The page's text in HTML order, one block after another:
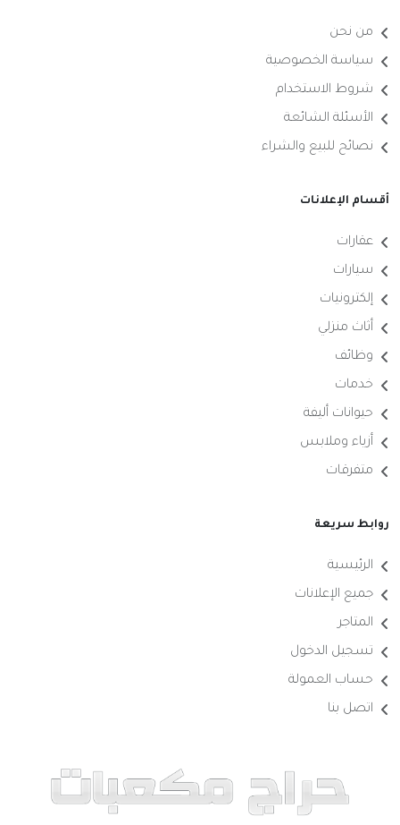
من نحن
سياسة الخصوصية
شروط الاستخدام
الأسئلة الشائعة
نصائح للبيع والشراء
أقسام الإعلانات
عقارات
سيارات
إلكترونيات
أثاث منزلي
وظائف
خدمات
حيوانات أليفة
أزياء وملابس
متفرقات
روابط سريعة
الرئيسية
جميع الإعلانات
المتاجر
تسجيل الدخول
حساب العمولة
اتصل بنا